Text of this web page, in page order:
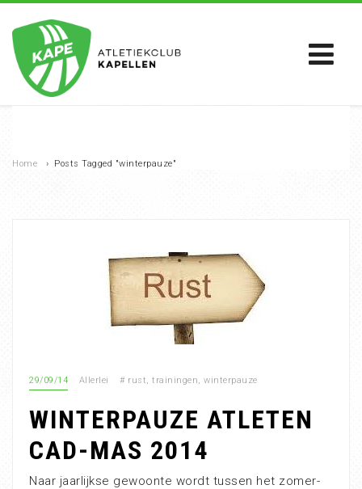
Home › Posts Tagged "winterpauze"
29/09/14 Allerlei # rust, trainingen, winterpauze
WINTERPAUZE ATLETEN
CAD-MAS 2014
Naar jaarlijkse gewoonte wordt tussen het zomer-